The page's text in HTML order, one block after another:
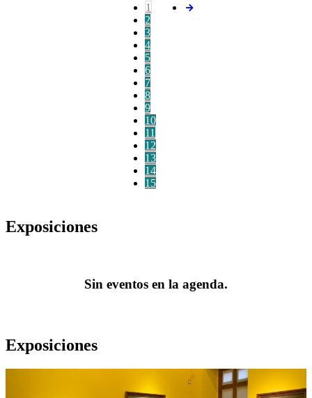
1
2
3
4
5
6
7
8
9
10
11
12
13
14
15
Exposiciones
Sin eventos en la agenda.
Exposiciones